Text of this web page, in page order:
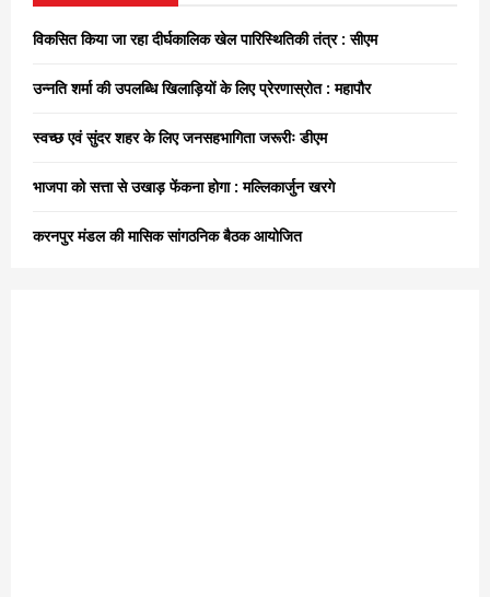
f
o
r
विकसित किया जा रहा दीर्घकालिक खेल पारिस्थितिकी तंत्र : सीएम
उन्नति शर्मा की उपलब्धि खिलाड़ियों के लिए प्रेरणास्रोत : महापौर
स्वच्छ एवं सुंदर शहर के लिए जनसहभागिता जरूरीः डीएम
भाजपा को सत्ता से उखाड़ फेंकना होगा : मल्लिकार्जुन खरगे
करनपुर मंडल की मासिक सांगठनिक बैठक आयोजित